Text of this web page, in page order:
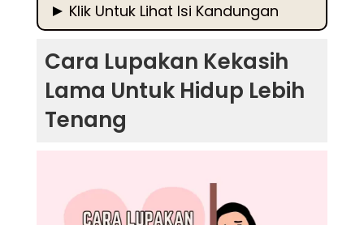
Klik Untuk Lihat Isi Kandungan
Lebih Tenang
Kenapa Sukar Untuk Melupakan Kekasih
Lama?
1. Terima Hakikat Bahawa Hubungan Itu
Sudah Berakhir
Cara Lupakan Kekasih
Lama Untuk Hidup Lebih
Tenang